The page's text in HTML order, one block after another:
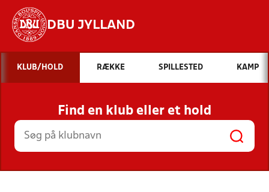
DBU JYLLAND
Hvad vil du søge efter?
INDHOLD OG NYHEDER
STILLINGER, RESULTATER, KLUBBER OG
HOLD
KLUB/HOLD RÆKKE SPILLESTED KAMP
Find en klub eller et hold